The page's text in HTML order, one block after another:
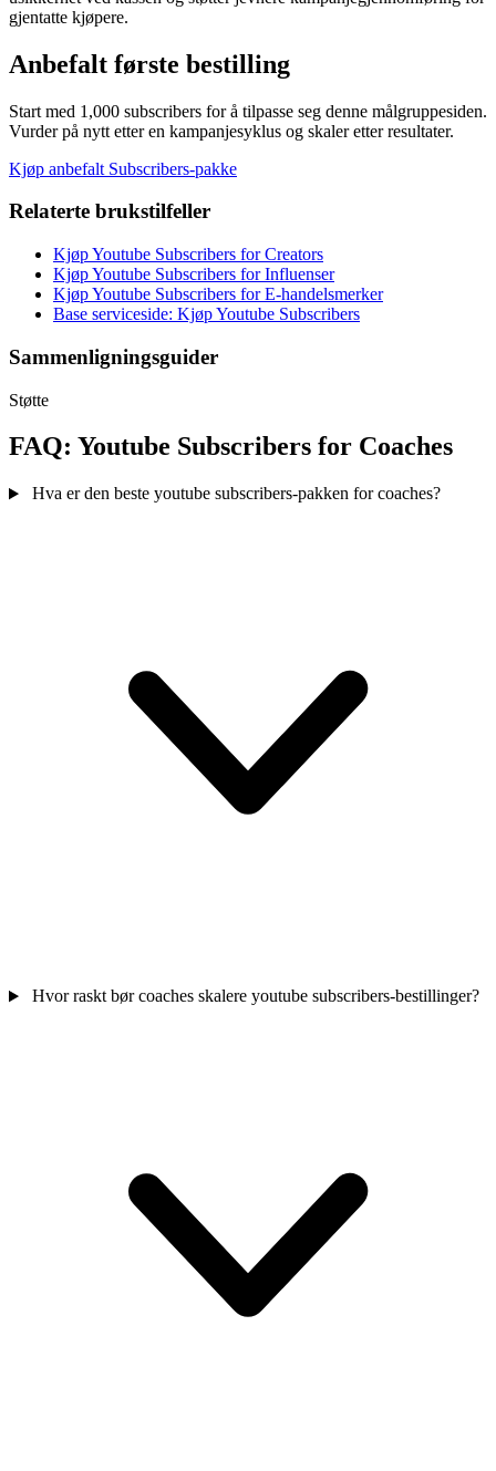
gjentatte kjøpere.
Anbefalt første bestilling
Start med 1,000 subscribers for å tilpasse seg denne målgruppesiden.
Vurder på nytt etter en kampanjesyklus og skaler etter resultater.
Kjøp anbefalt Subscribers-pakke
Relaterte brukstilfeller
Kjøp Youtube Subscribers for Creators
Kjøp Youtube Subscribers for Influenser
Kjøp Youtube Subscribers for E-handelsmerker
Base serviceside: Kjøp Youtube Subscribers
Sammenligningsguider
Støtte
FAQ: Youtube Subscribers for Coaches
Hva er den beste youtube subscribers-pakken for coaches?
Hvor raskt bør coaches skalere youtube subscribers-bestillinger?